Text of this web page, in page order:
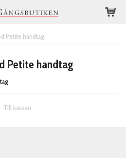
Petite handtag
Petite handtag
Till kassan